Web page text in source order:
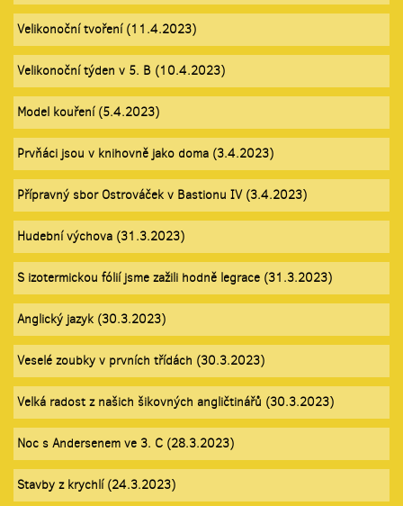
Velikonoční tvoření (11.4.2023)
Velikonoční týden v 5. B (10.4.2023)
Model kouření (5.4.2023)
Prvňáci jsou v knihovně jako doma (3.4.2023)
Přípravný sbor Ostrováček v Bastionu IV (3.4.2023)
Hudební výchova (31.3.2023)
S izotermickou fólií jsme zažili hodně legrace (31.3.2023)
Anglický jazyk (30.3.2023)
Veselé zoubky v prvních třídách (30.3.2023)
Velká radost z našich šikovných angličtinářů (30.3.2023)
Noc s Andersenem ve 3. C (28.3.2023)
Stavby z krychlí (24.3.2023)